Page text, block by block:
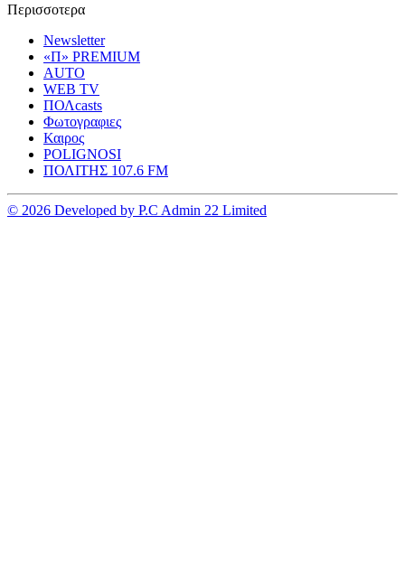
Περισσοτερα
Newsletter
«Π» PREMIUM
AUTO
WEB TV
ΠΟΛcasts
Φωτογραφιες
Καιρος
POLIGNOSI
ΠΟΛΙΤΗΣ 107.6 FM
© 2026 Developed by P.C Admin 22 Limited